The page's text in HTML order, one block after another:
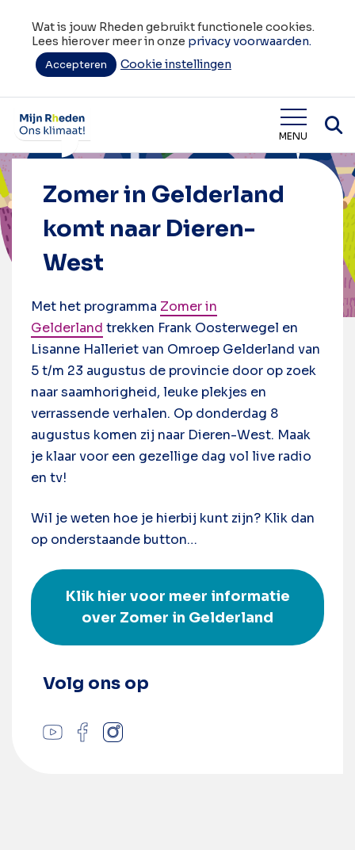
Wat is jouw Rheden gebruikt functionele cookies.
Lees hierover meer in onze privacy voorwaarden.
Accepteren Cookie instellingen
Wat is jouw Rheden MENU
Home Zomer in Gelderland komt naar Dieren-West
Zomer in Gelderland
komt naar Dieren-
West
Met het programma Zomer in
Gelderland trekken Frank Oosterwegel en
Lisanne Halleriet van Omroep Gelderland van
5 t/m 23 augustus de provincie door op zoek
naar saamhorigheid, leuke plekjes en
verrassende verhalen. Op donderdag 8
augustus komen zij naar Dieren-West. Maak
je klaar voor een gezellige dag vol live radio
en tv!
Wil je weten hoe je hierbij kunt zijn? Klik dan
op onderstaande button…
Klik hier voor meer informatie
over Zomer in Gelderland
Volg ons op